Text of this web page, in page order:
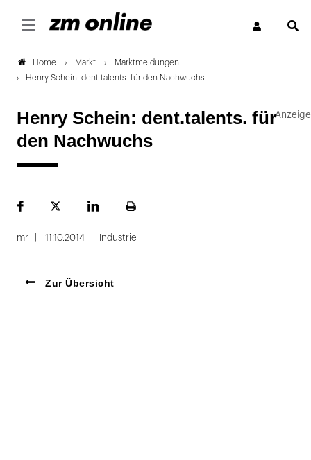
Home Markt
Marktmeldungen
Henry Schein: dent.talents. für den Nachwuchs
Henry Schein: dent.talents. für
den Nachwuchs
FacebookPlattformLinekdInSeite
mr 11.10.2014 Industrie
Zur Übersicht